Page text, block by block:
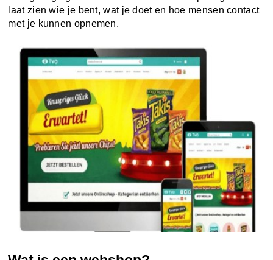
laat zien wie je bent, wat je doet en hoe mensen contact
met je kunnen opnemen.